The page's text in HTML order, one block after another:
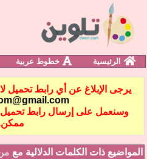
الرئيسية خطوط عربية
يرجى الإبلاغ عن أي رابط تحميل
وسنعمل على إرسال رابط
المواضيع ذات الكلمات الدلالية مع